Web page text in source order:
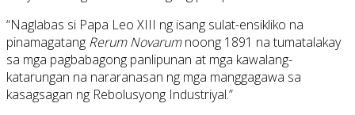
“Naglabas si Papa Leo XIII ng isang sulat-ensikliko na
pinamagatang Rerum Novarumnoong 1891 na tumatalakay
sa mga pagbabagong panlipunan at mga kawalang-
katarungan na nararanasan ng mga manggagawa sa
kasagsagan ng Rebolusyong Industriyal.”